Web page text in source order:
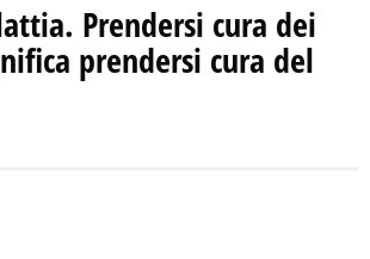
Prendersi cura dei
prendersi cura del